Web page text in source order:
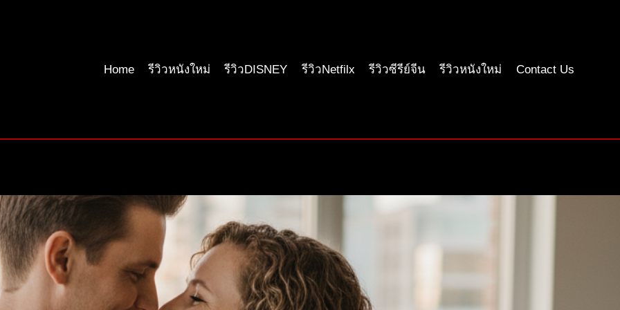
Home
รีวิวหนังใหม่ รีวิวDISNEY รีวิวNetfilx รีวิวซีรีย์จีน รีวิวหนังใหม่ Contact Us